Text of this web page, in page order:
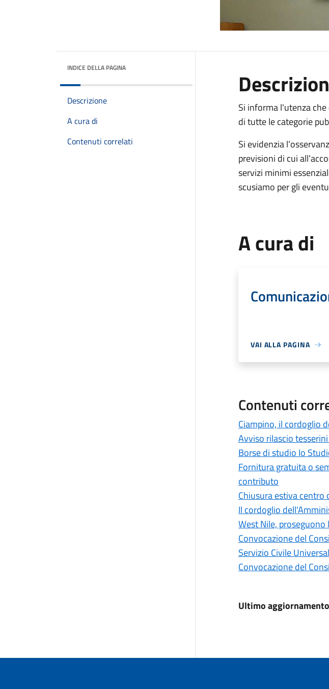
INDICE DELLA PAGINA
Descrizione
A cura di
Contenuti correlati
Si informa l'utenza
di tutte le categorie
Si evidenzia
previsioni di cui
servizi minimi
scusiamo per gli
A cura di
VAI ALLA PAGINA
Contenuti
Ciampino, il cordoglio
Avviso rilascio
Borse di studio Io
Fornitura gratuita o
contributo
Chiusura estiva
Il cordoglio
West Nile,
Convocazione del
Servizio Civile
Convocazione del
Ultimo aggiornamento